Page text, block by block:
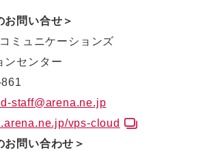
お問い合せ＞
ミュニケーションズ
ンセンター
staff@arena.ne.jp
vps-cloud
お問い合わせ＞